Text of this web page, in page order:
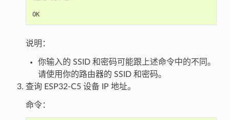
OK
说明：
你输入的 SSID 和密码可能跟上述命令中的不同。
请使用你的路由器的 SSID 和密码。
查询 ESP32-C5 设备 IP 地址。
命令：